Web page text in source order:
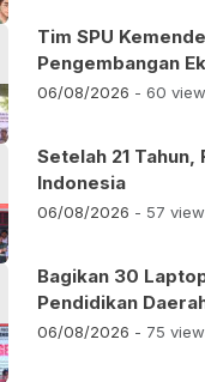
Tim SPU
Pengembangan
06/08/2026 - 60
Setelah 21
Indonesia
06/08/2026 - 57
Bagikan 30
Pendidikan
06/08/2026 - 75